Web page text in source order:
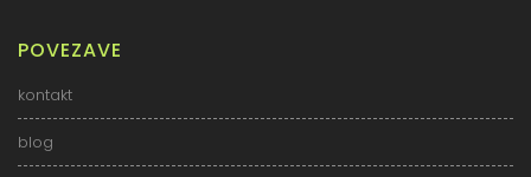
POVEZAVE
kontakt
blog